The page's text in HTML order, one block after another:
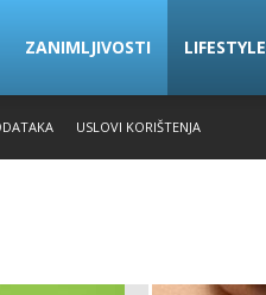
ZANIMLJIVOSTI LIFESTYLE
USLOVI KORIŠTENJA